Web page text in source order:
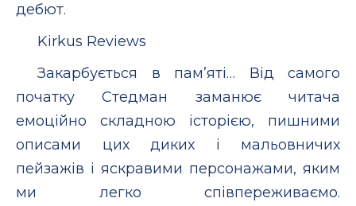
дебют.
Kirkus Reviews
Закарбується в пам’яті… Від самого
початку Стедман заманює читача
емоційно складною історією, пишними
описами цих диких і мальовничих
пейзажів і яскравими персонажами, яким
ми легко співпереживаємо.